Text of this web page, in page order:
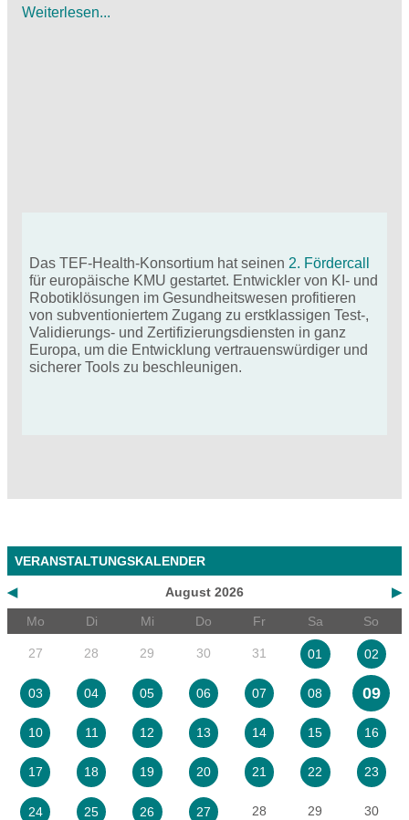
Weiterlesen...
Das TEF-Health-Konsortium hat seinen 2. Fördercall
für europäische KMU gestartet. Entwickler von KI- und
Robotiklösungen im Gesundheitswesen profitieren
von subventioniertem Zugang zu erstklassigen Test-,
Validierungs- und Zertifizierungsdiensten in ganz
Europa, um die Entwicklung vertrauenswürdiger und
sicherer Tools zu beschleunigen.
VERANSTALTUNGSKALENDER
◀ ▶
August 2026
Mo
Di Mi Do Fr Sa So
27 28 29 30 31 01 02
03 04 05 06 07 08 09
10 11 12 13 14 15 16
17 18 19 20 21 22 23
24 25 26 27 28 29 30